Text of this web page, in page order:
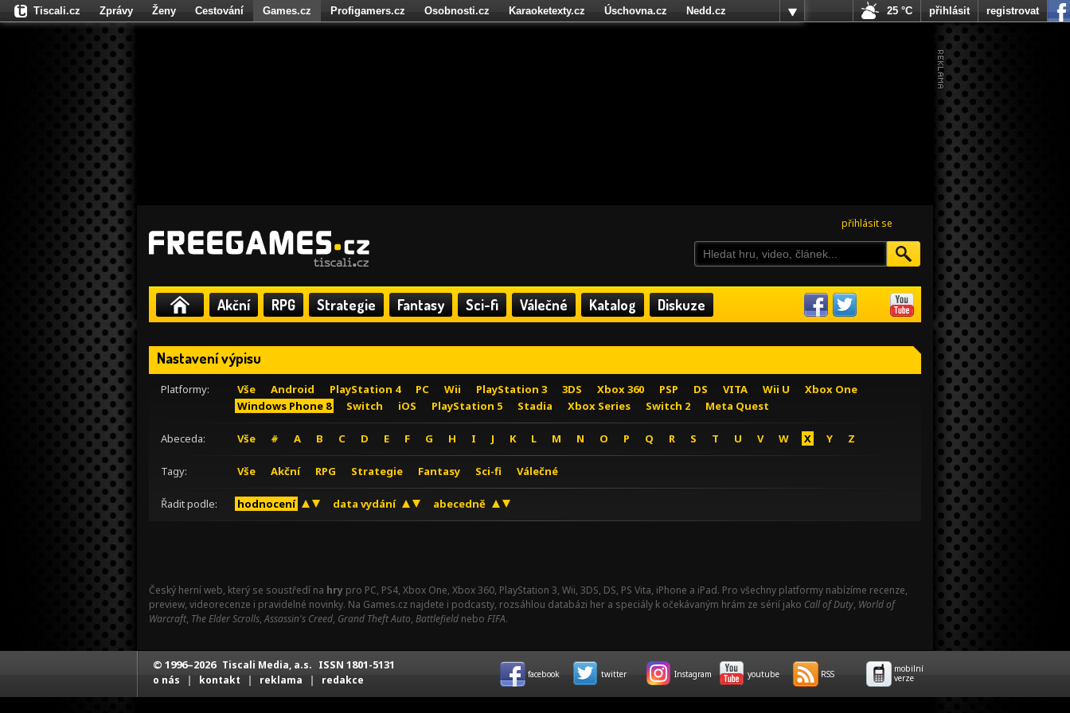
přihlásit se
Akční RPG Strategie Fantasy Sci-fi Válečné Katalog Diskuze
Nastavení výpisu
Platformy: Vše Android PlayStation 4 PC Wii PlayStation 3 3DS Xbox 360 PSP DS VITA Wii U
Xbox One
Windows Phone 8
Switch iOS PlayStation 5 Stadia Xbox Series Switch 2 Meta Quest
Abeceda: Vše # A B C D E F G H I J K L M N O P Q R S T U V W X Y Z
Tagy: Vše Akční RPG Strategie Fantasy Sci-fi Válečné
Řadit podle: hodnocení data vydání abecedně
Český herní web, který se soustředí na hry pro PC, PS4, Xbox One, Xbox 360, PlayStation 3, Wii, 3DS, DS, PS Vita, iPhone a iPad. Pro všechny platformy nabízíme recenze,
preview, videorecenze i pravidelné novinky. Na Games.cz najdete i podcasty, rozsáhlou databázi her a speciály k očekávaným hrám ze sérií jako Call of Duty, World of
Warcraft, The Elder Scrolls,Assassin's Creed, Grand Theft Auto, Battlefield nebo FIFA.
Tiscali.cz Zprávy Ženy Cestování Games.cz Profigamers.cz Osobnosti.cz Karaoketexty.cz Úschovna.cz
Nedd.cz
Fights.cz
25 °C přihlásit registrovat
© 1996–2026 Tiscali Media, a.s. ISSN 1801-5131
o nás | kontakt | reklama | redakce facebook twitter Instagram youtube RSS
mobilní
verze